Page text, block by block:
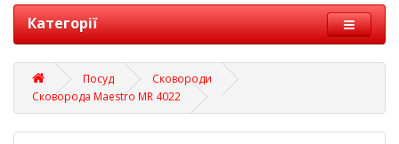
Категорії
Посуд
Сковороди
Сковорода Maestro MR 4022